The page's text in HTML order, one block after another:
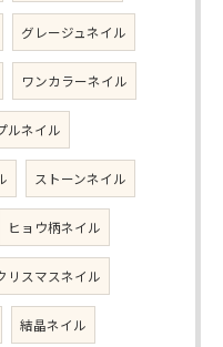
グレージュネイル
ワンカラーネイル
ルネイル
ストーンネイル
ヒョウ柄ネイル
リスマスネイル
結晶ネイル